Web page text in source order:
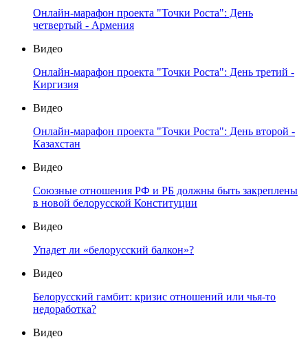
Онлайн-марафон проекта "Точки Роста": День
четвертый - Армения
Видео
Онлайн-марафон проекта "Точки Роста": День третий -
Киргизия
Видео
Онлайн-марафон проекта "Точки Роста": День второй -
Казахстан
Видео
Союзные отношения РФ и РБ должны быть закреплены
в новой белорусской Конституции
Видео
Упадет ли «белорусский балкон»?
Видео
Белорусский гамбит: кризис отношений или чья-то
недоработка?
Видео